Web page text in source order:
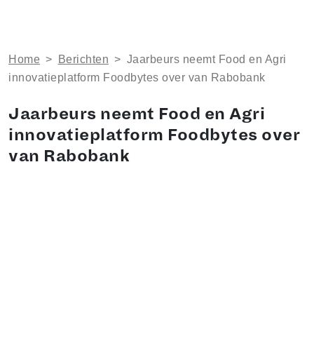
Home > Berichten > Jaarbeurs neemt Food en Agri
innovatieplatform Foodbytes over van Rabobank
Jaarbeurs neemt Food en Agri
innovatieplatform Foodbytes over
van Rabobank